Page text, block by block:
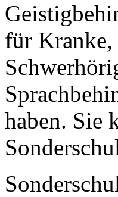
für Kranke,
haben. Sie